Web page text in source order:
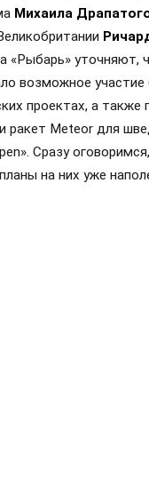
Михаила
«Рыбарь» уточняют,
возможное участие
проектах, а также
ракет Meteor для
Сразу
на них уже